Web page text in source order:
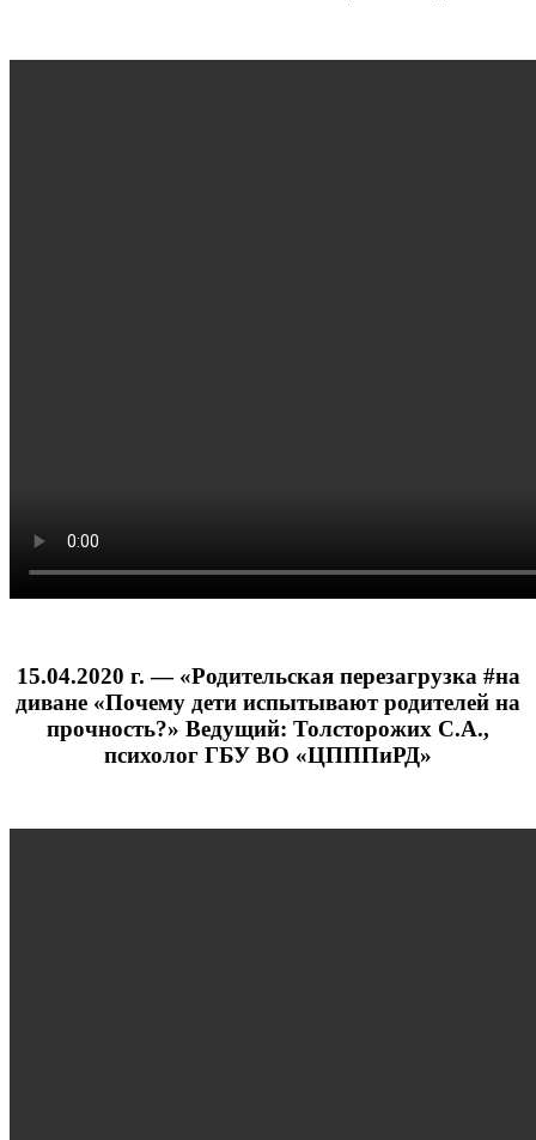
15.04.2020 г. — «Родительская перезагрузка #на
диване «Почему дети испытывают родителей на
прочность?» Ведущий: Толсторожих С.А.,
психолог ГБУ ВО «ЦПППиРД»